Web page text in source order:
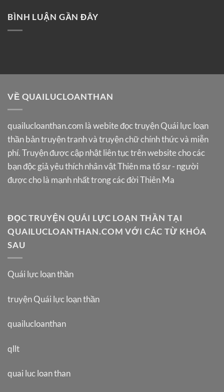
BÌNH LUẬN GẦN ĐÂY
VỀ QUAILUCLOANTHAN
quailucloanthan.com là webite đọc truyện Quái lực loạn
thần bản truyện tranh và truyện chữ chính thức và miễn
phí. Truyện được cập nhật liên tục trên website cho các
bạn độc giả yêu thích nhân vật Thiên ma tổ sư - người
được cho là mạnh nhất trong các đời Thiên Ma
ĐỌC TRUYỆN QUÁI LỰC LOẠN THẦN TẠI
QUAILUCLOANTHAN.COM VỚI CÁC TỪ KHÓA
SAU
Quái lực loạn thần
truyện Quái lực loạn thần
quailucloanthan
qllt
quai luc loan than